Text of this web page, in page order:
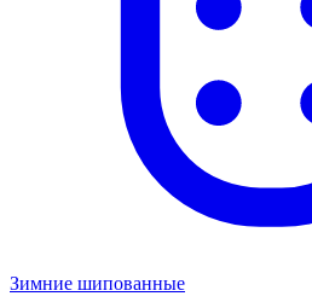
Зимние шипованные